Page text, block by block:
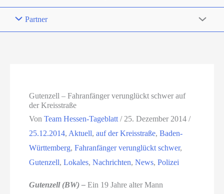
Partner
Gutenzell – Fahranfänger verunglückt schwer auf
der Kreisstraße
VonTeam Hessen-Tageblatt/ 25. Dezember 2014/
25.12.2014, Aktuell,auf der Kreisstraße,Baden-
Württemberg,Fahranfänger verunglückt schwer,
Gutenzell,Lokales,Nachrichten,News,Polizei
Gutenzell (BW) – Ein 19 Jahre alter Mann